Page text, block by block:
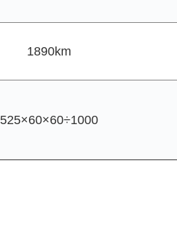
1890km
525×60×60÷1000